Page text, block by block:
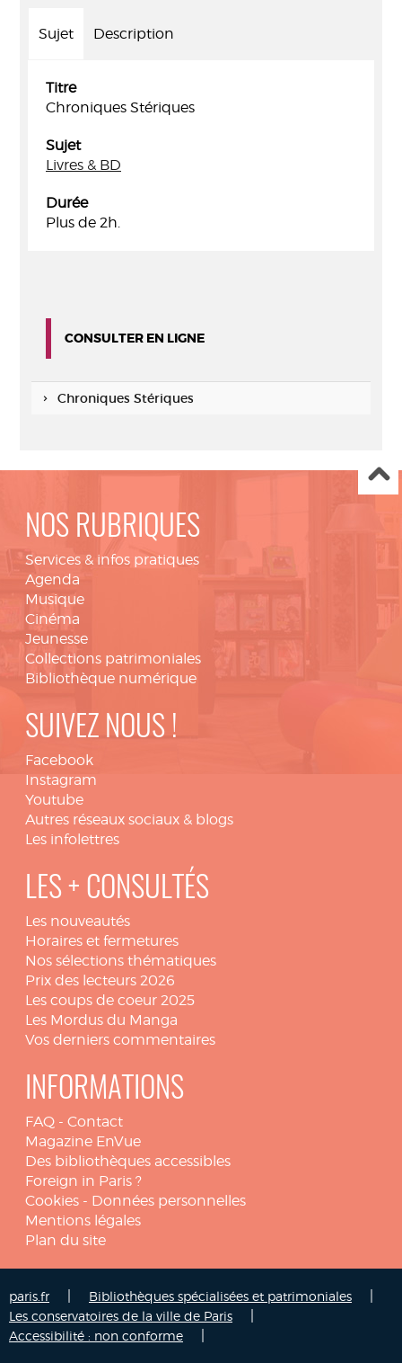
Sujet Description
Titre
Chroniques Stériques
Sujet
Livres & BD
Durée
Plus de 2h.
CONSULTER EN LIGNE
Chroniques Stériques
NOS RUBRIQUES
Services & infos pratiques
Agenda
Musique
Cinéma
Jeunesse
Collections patrimoniales
Bibliothèque numérique
SUIVEZ NOUS !
Facebook
Instagram
Youtube
Autres réseaux sociaux & blogs
Les infolettres
LES + CONSULTÉS
Les nouveautés
Horaires et fermetures
Nos sélections thématiques
Prix des lecteurs 2026
Les coups de coeur 2025
Les Mordus du Manga
Vos derniers commentaires
INFORMATIONS
FAQ - Contact
Magazine EnVue
Des bibliothèques accessibles
Foreign in Paris ?
Cookies - Données personnelles
Mentions légales
Plan du site
paris.fr Bibliothèques spécialisées et patrimoniales
Les conservatoires de la ville de Paris
Accessibilité : non conforme